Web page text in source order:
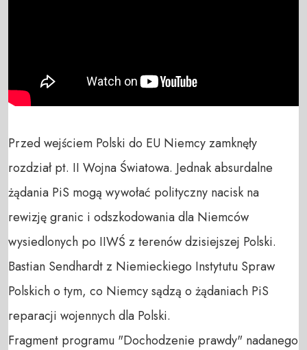
Przed wejściem Polski do EU Niemcy zamknęły
rozdział pt. II Wojna Światowa. Jednak absurdalne
żądania PiS mogą wywołać polityczny nacisk na
rewizję granic i odszkodowania dla Niemców
wysiedlonych po IIWŚ z terenów dzisiejszej Polski.
Bastian Sendhardt z Niemieckiego Instytutu Spraw
Polskich o tym, co Niemcy sądzą o żądaniach PiS
reparacji wojennych dla Polski.
Fragment programu "Dochodzenie prawdy" nadanego